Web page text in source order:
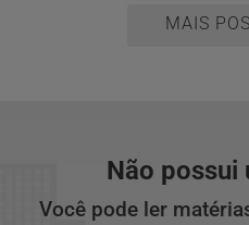
MAIS
Não possui
Você pode ler